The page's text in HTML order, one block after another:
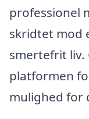
professionel
skridtet mod
smertefrit liv.
platformen
mulighed for